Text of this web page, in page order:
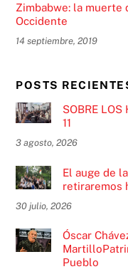
Zimbabwe: la muerte
Occidente
14 septiembre, 2019
POSTS
SOBRE LOS
11
3 agosto, 2026
El auge de
retiraremos
30 julio, 2026
Óscar
Pueblo